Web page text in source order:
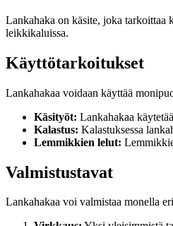
Lankahaka on käsite, joka tarkoittaa
leikkikaluissa.
Käyttötarkoitukset
Lankahakaa voidaan käyttää
Käsityöt: Lankahakaa
Kalastus: Kalastuksessa
Lemmikkien lelut:
Valmistustavat
Lankahakaa voi valmistaa monella